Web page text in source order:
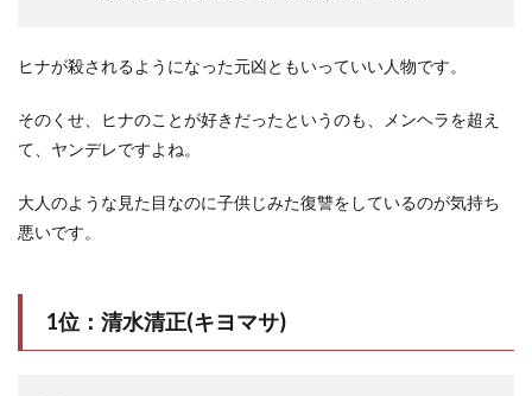
ヒナが殺されるようになった元凶ともいっていい人物です。
そのくせ、ヒナのことが好きだったというのも、メンヘラを超え
て、ヤンデレですよね。
大人のような見た目なのに子供じみた復讐をしているのが気持ち
悪いです。
1位：清水清正(キヨマサ)